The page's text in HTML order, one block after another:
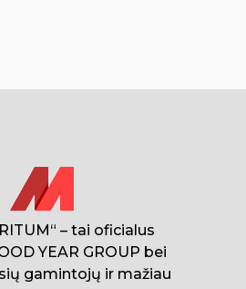
– tai oficialus
YEAR GROUP bei
gamintojų ir mažiau